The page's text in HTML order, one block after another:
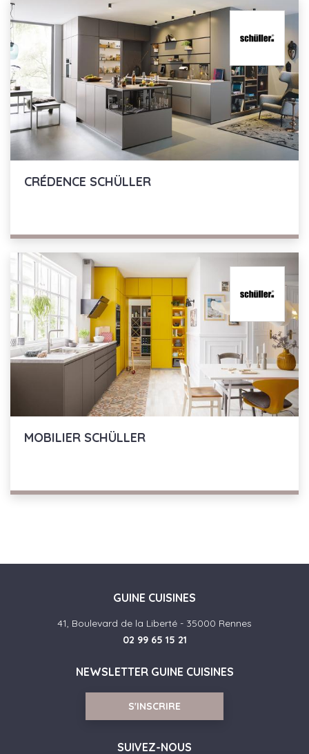
CRÉDENCE SCHÜLLER
MOBILIER SCHÜLLER
GUINE CUISINES
41, Boulevard de la Liberté - 35000 Rennes
02 99 65 15 21
NEWSLETTER GUINE CUISINES
S'INSCRIRE
SUIVEZ-NOUS